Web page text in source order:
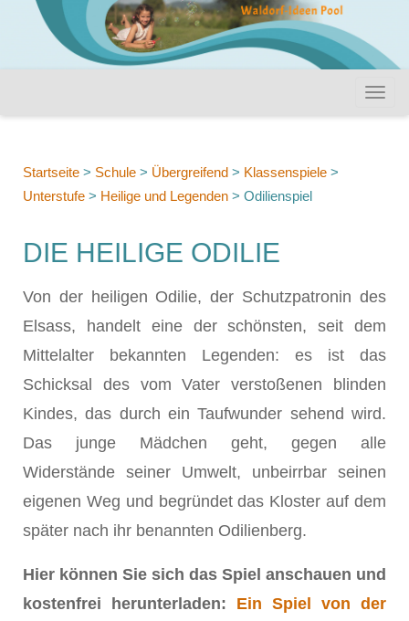
Startseite > Schule > Übergreifend > Klassenspiele >
Unterstufe > Heilige und Legenden > Odilienspiel
DIE HEILIGE ODILIE
Von der heiligen Odilie, der Schutzpatronin des
Elsass, handelt eine der schönsten, seit dem
Mittelalter bekannten Legenden: es ist das
Schicksal des vom Vater verstoßenen blinden
Kindes, das durch ein Taufwunder sehend wird.
Das junge Mädchen geht, gegen alle
Widerstände seiner Umwelt, unbeirrbar seinen
eigenen Weg und begründet das Kloster auf dem
später nach ihr benannten Odilienberg.
Hier können Sie sich das Spiel anschauen und
kostenfrei herunterladen:
Ein Spiel von der